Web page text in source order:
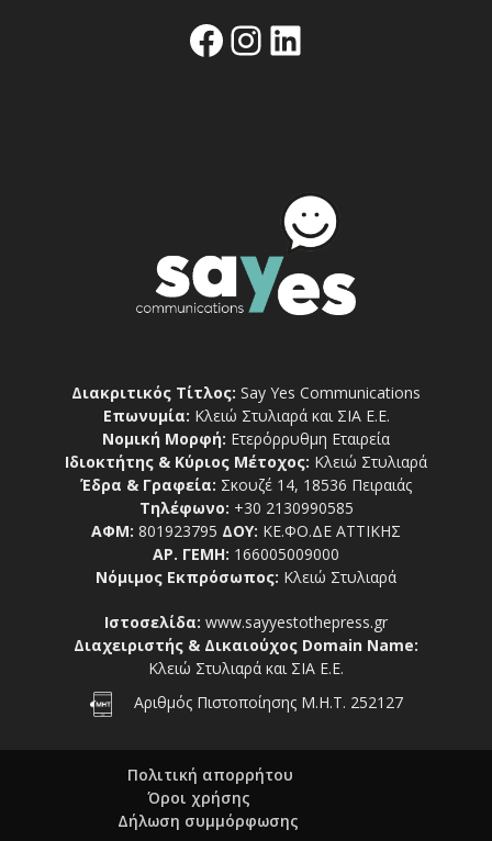
Facebook
Instagram
Linkedin
Διακριτικός Τίτλος: Say Yes Communications
Επωνυμία: Κλειώ Στυλιαρά και ΣΙΑ Ε.Ε.
Νομική Μορφή: Ετερόρρυθμη Εταιρεία
Ιδιοκτήτης & Κύριος Μέτοχος: Κλειώ Στυλιαρά
Έδρα & Γραφεία: Σκουζέ 14, 18536 Πειραιάς
Τηλέφωνο: +30 2130990585
ΑΦΜ: 801923795 ΔΟΥ: ΚΕ.ΦΟ.ΔΕ ΑΤΤΙΚΗΣ
ΑΡ. ΓΕΜΗ: 166005009000
Νόμιμος Εκπρόσωπος: Κλειώ Στυλιαρά
Ιστοσελίδα: www.sayyestothepress.gr
Διαχειριστής & Δικαιούχος Domain Name:
Κλειώ Στυλιαρά και ΣΙΑ Ε.Ε.
Αριθμός Πιστοποίησης Μ.Η.Τ. 252127
Πολιτική απορρήτου
Όροι χρήσης
Δήλωση συμμόρφωσης